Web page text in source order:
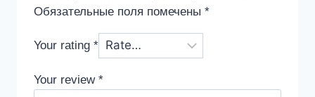
Обязательные поля помечены *
Your rating *
Your review *